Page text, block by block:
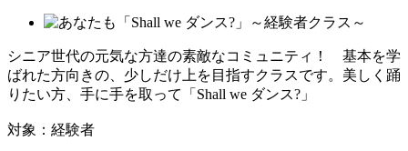
シニア世代の元気な方達の素敵なコミュニティ！ 基本を学
ばれた方向きの、少しだけ上を目指すクラスです。美しく踊
りたい方、手に手を取って「Shall we ダンス?」
対象：経験者